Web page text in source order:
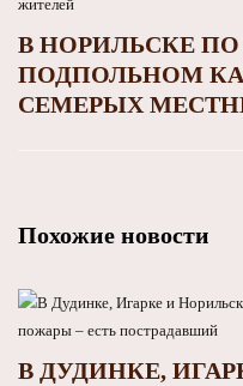
В НОРИЛЬСКЕ
ПОДПОЛЬНОМ
СЕМЕРЫХ
Похожие новости
В ДУДИНКЕ,